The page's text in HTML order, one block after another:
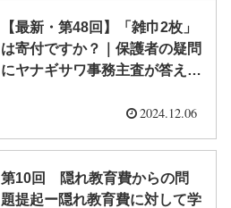
【最新・第48回】「雑巾2枚」
は寄付ですか？｜保護者の疑問
にヤナギサワ事務主査が答えま
2024.12.06
第10回 隠れ教育費からの問
題提起ー隠れ教育費に対して学